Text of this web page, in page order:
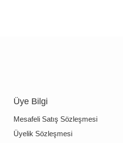
Üye Bilgi
Mesafeli Satış Sözleşmesi
Üyelik Sözleşmesi